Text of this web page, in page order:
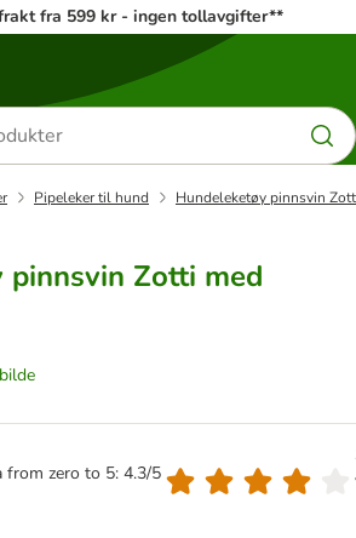
fra 599 kr - ingen tollavgifter**
Pipeleker til hund Hundeleketøy pinnsvin
pinnsvin Zotti med
from zero to 5: 4.3/5